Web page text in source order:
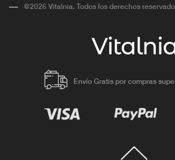
@2026 Vitalnia. Todos los derechos
Envío Gratis por compras